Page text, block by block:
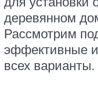
деревянном
Рассмотрим
эффективные
всех варианты.